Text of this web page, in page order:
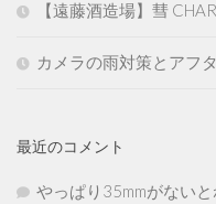
【遠藤酒造場】彗
カメラの雨対策とアフ
最近のコメント
やっぱり35mmがない